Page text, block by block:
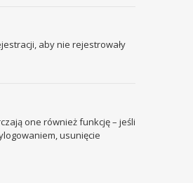
aby nie rejestrowały
one również funkcję – jeśli
usunięcie